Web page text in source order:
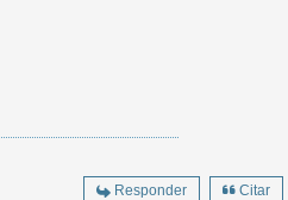
Responder Citar